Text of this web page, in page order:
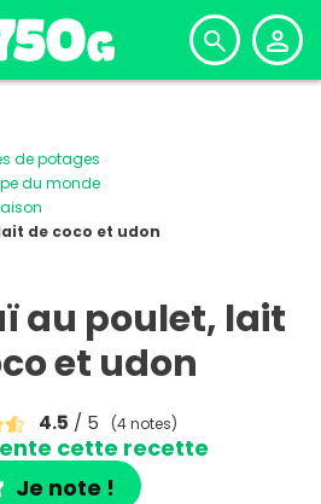
de potages
du monde
de coco et udon
au poulet, lait
et udon
4.5 / 5 (4 notes)
cette recette
Je note !